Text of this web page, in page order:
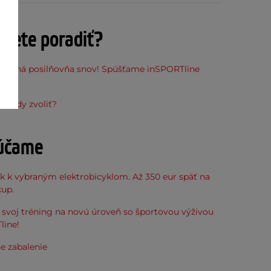
poradiť?
posilňovňa snov! Spúšťame inSPORTline
zvoliť?
k vybraným elektrobicyklom. Až 350 eur späť na
svoj tréning na novú úroveň so športovou výživou
zabalenie